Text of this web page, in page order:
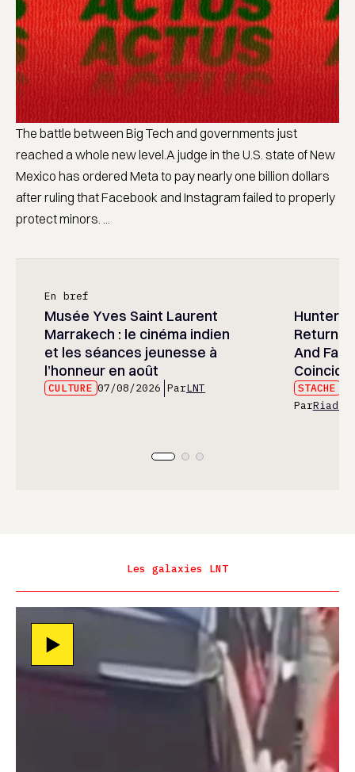
The battle between Big Tech and governments just
reached a whole new level.A judge in the U.S. state of New
Mexico has ordered Meta to pay nearly one billion dollars
after ruling that Facebook and Instagram failed to properly
protect minors. ...
En bref
Musée Yves Saint Laurent
Marrakech : le cinéma indien
et les séances jeunesse à
l’honneur en août
CULTURE 07/08/2026 ParLNT
Hunter
And
STACHE
ParRiad
Les galaxies LNT